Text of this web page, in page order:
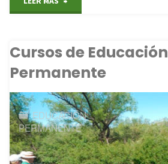
Post
Grado"
Cursos de Educación
Permanente
EDUCACIÓN
PERMANENTE